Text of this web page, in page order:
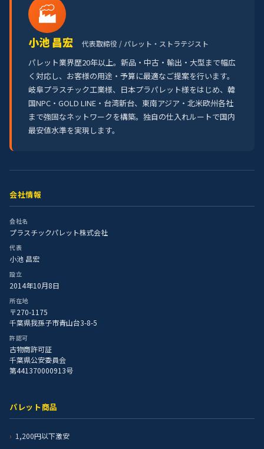
🏭
小池 昌宏 代表取締役 / パレット・ストラテジスト
パレット業界歴20年以上。新品・中古・輸出・大型まで幅広
く対応し、お客様の用途・予算に最適なご提案を行います。
岐阜プラスチック工業様、日本プラパレット様をはじめ、韓
国NPC・GOLD LINE・台湾新台、東南アジア・北米欧州各社
まで強固なネットワークを構築。独自の仕入れルートで国内
最安値水準を実現します。
会社情報
会社名
プラスチックパレット株式会社
代表
小池 昌宏
設立
2014年10月8日
所在地
〒270-1175
千葉県我孫子市青山台3-8-5
許認可
古物商許可証
千葉県公安委員会
第441370000913号
パレット商品
1,200円以下激安